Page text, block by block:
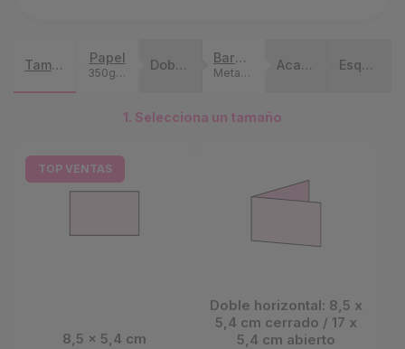
Tamaño Papel
350g Estucado Semimate (El plan económico)
Doble cara Barniz y Metalizado
Metalizado Dorado Una Cara
Acabados Esquinas y Modelado
1. Selecciona un tamaño
8,5 x 5,4 cm
TOP VENTAS
Doble horizontal: 8,5 x
5,4 cm cerrado / 17 x
5,4 cm abierto